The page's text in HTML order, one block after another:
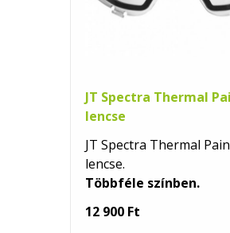
JT Spectra Thermal
lencse
JT Spectra Thermal
lencse.
Többféle színben.
12 900 Ft